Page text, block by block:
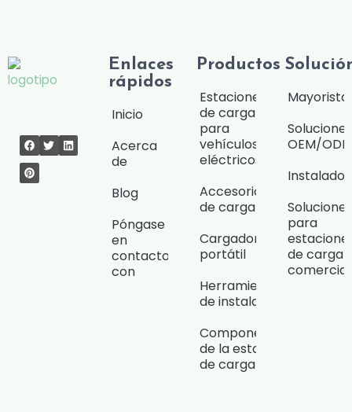
Enlaces
rápidos
Inicio
Acerca
de
Blog
Póngase
en
contacto
con
Productos
Estaciones
de carga
para
vehículos
eléctricos
Accesorios
de carga
Cargador
portátil
Herramientas
de instalación
Componentes
de la estación
de carga
Soluciones
OEM/ODM
Soluciones
para
de carga